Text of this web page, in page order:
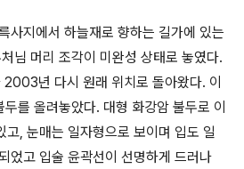
사지에서 하늘재로 향하는 길가에 있는
님 머리 조각이 미완성 상태로 놓였다.
년 다시 원래 위치로 돌아왔다. 이
를 올려놓았다. 대형 화강암 불두로 이
고, 눈매는 일자형으로 보이며 입도 일
었고 입술 윤곽선이 선명하게 드러나